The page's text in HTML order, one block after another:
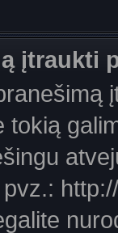
įtraukti
tokią